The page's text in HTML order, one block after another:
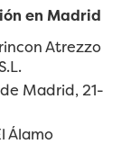
en Madrid
Atrezzo
Madrid, 21-
Álamo